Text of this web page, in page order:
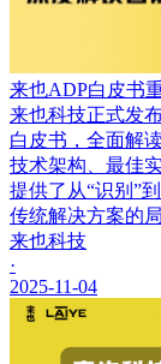
来也ADP白皮书
来也科技正式发
白皮书，全面解
技术架构、最佳
提供了从“识别”
传统解决方案的
来也科技
·
2025-11-04